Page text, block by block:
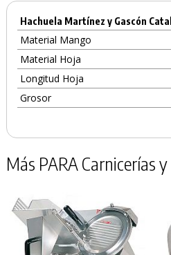
Hachuela Martínez y Gascón
Material Mango
Material Hoja
Longitud Hoja
Grosor
Más PARA Carnicerías